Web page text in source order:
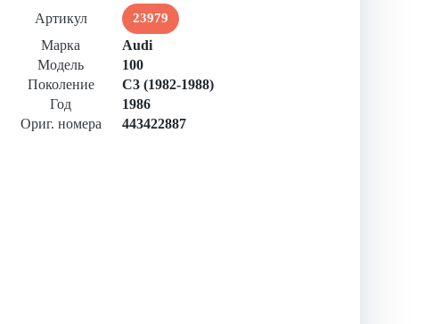
Артикул 23979
Марка
Audi
Модель
100
Поколение
С3 (1982-1988)
Год
1986
Ориг. номера
443422887